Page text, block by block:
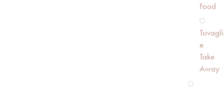
Food
e
Take
Away